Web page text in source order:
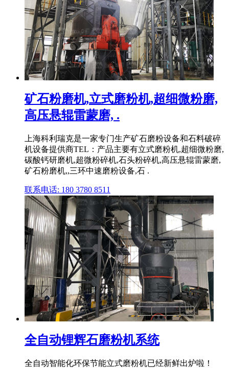
矿石粉磨机,立式磨粉机,超细微粉磨,
高压悬辊雷蒙磨, .
上海科利瑞克是一家专门生产矿石磨粉设备和石料破碎
机设备提供商TEL：产品主要有立式磨粉机,超细微粉磨,
碳酸钙研磨机,超微粉碎机,石头粉碎机,高压悬辊雷蒙磨,
矿石粉磨机,,三环中速磨粉设备,石 .
联系电话: 180 3780 8511
全自动锂辉石磨粉机系统
全自动智能化环保节能立式磨粉机已经新鲜出炉啦！